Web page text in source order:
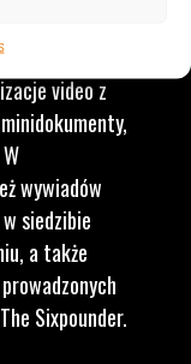
video z
wywiadów
siedzibie
a także
Sixpounder.